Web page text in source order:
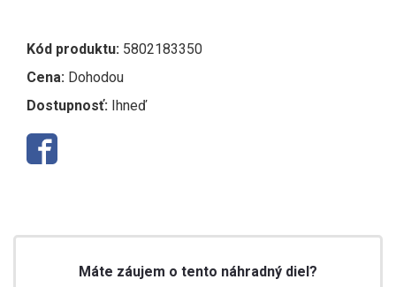
Kód produktu: 5802183350
Cena: Dohodou
Dostupnosť: Ihneď
Máte záujem o tento náhradný diel?